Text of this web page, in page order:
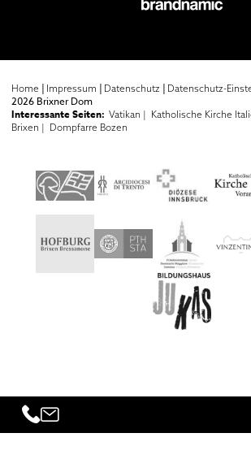
Home | Impressum | Datenschutz | Datenschutz-
2026 Brixner Dom
Interessante Seiten: Vatikan | Katholische Kirche
Brixen | Dompfarre Bozen